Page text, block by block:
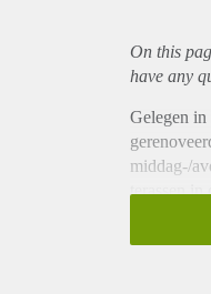
On this
have any
Gelegen in
middag-/
terassen
Entree op